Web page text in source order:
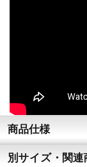
商品仕様
別サイズ・関連